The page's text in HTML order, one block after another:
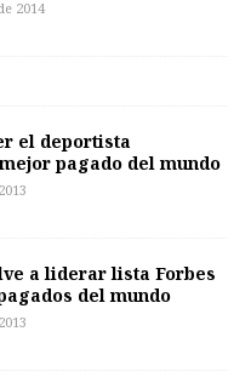
2014
el deportista
pagado del mundo
a liderar lista Forbes
del mundo